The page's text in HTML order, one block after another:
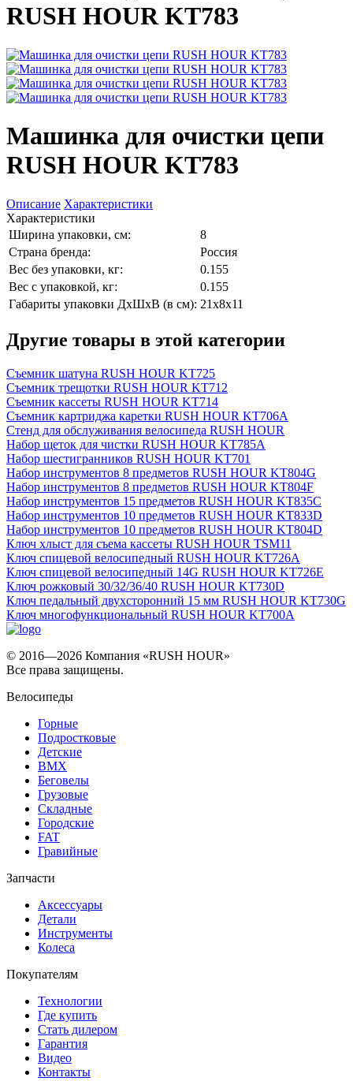
RUSH HOUR KT783
Машинка для очистки цепи
RUSH HOUR KT783
Описание Характеристики
Характеристики
Ширина упаковки, см:
8
Страна бренда:
Россия
Вес без упаковки, кг:
0.155
Вес с упаковкой, кг:
0.155
Габариты упаковки ДхШхВ (в см): 21x8x11
Другие товары в этой категории
Съемник шатуна RUSH HOUR KT725
Съемник трещотки RUSH HOUR KT712
Съемник кассеты RUSH HOUR KT714
Съемник картриджа каретки RUSH HOUR KT706A
Стенд для обслуживания велосипеда RUSH HOUR
Набор щеток для чистки RUSH HOUR KT785A
Набор шестигранников RUSH HOUR KT701
Набор инструментов 8 предметов RUSH HOUR KT804G
Набор инструментов 8 предметов RUSH HOUR KT804F
Набор инструментов 15 предметов RUSH HOUR KT835C
Набор инструментов 10 предметов RUSH HOUR KT833D
Набор инструментов 10 предметов RUSH HOUR KT804D
Ключ хлыст для съема кассеты RUSH HOUR TSM11
Ключ спицевой велосипедный RUSH HOUR KT726A
Ключ спицевой велосипедный 14G RUSH HOUR KT726E
Ключ рожковый 30/32/36/40 RUSH HOUR KT730D
Ключ педальный двухсторонний 15 мм RUSH HOUR KT730G
Ключ многофункциональный RUSH HOUR KT700A
© 2016—2026 Компания «RUSH HOUR»
Все права защищены.
Велосипеды
Горные
Подростковые
Детские
BMX
Беговелы
Грузовые
Складные
Городские
FAT
Гравийные
Запчасти
Аксессуары
Детали
Инструменты
Колеса
Покупателям
Технологии
Где купить
Стать дилером
Гарантия
Видео
Контакты